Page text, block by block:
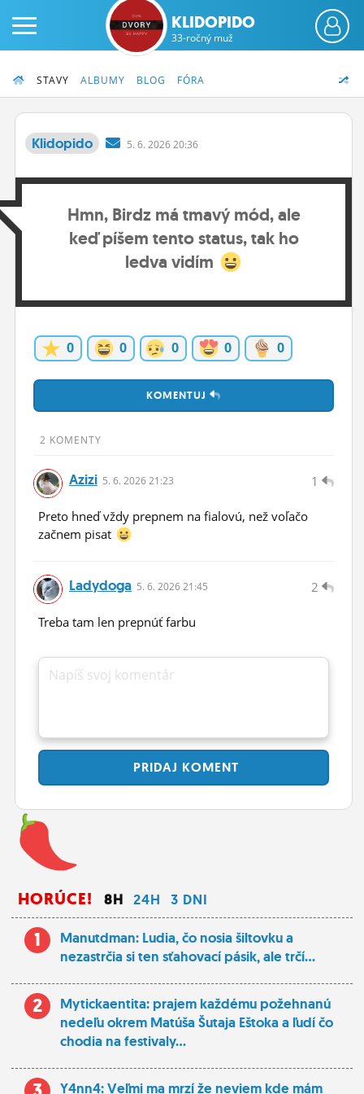
ČINŽIAK
FÓRUM
OBRÁZKY
ĽUDIA
MÔJ PROFIL
NASTAVENIA
ROLETA
KLIDOPIDO
33-ročný muž
STAVY ALBUMY BLOG FÓRA
Klidopido 5. 6. 2026 20:36
Hmn, Birdz má tmavý mód, ale
keď píšem tento status, tak ho
ledva vidím
0 0 0 0 0
KOMENTUJ
2 KOMENTY
1
Azizi 5. 6. 2026 21:23
Preto hneď vždy prepnem na fialovú, než voľačo
začnem pisat
2
Ladydoga 5. 6. 2026 21:45
Treba tam len prepnúť farbu
Napíš svoj komentár
PRIDAJ KOMENT
HORÚCE! 8H 24H 3 DNI
1
Manutdman: Ludia, čo nosia šiltovku a
nezastrčia si ten sťahovací pásik, ale trčí...
2
Mytickaentita: prajem každému požehnanú
nedeľu okrem Matúša Šutaja Eštoka a ľudí čo
chodia na festivaly...
Y4nn4: Veľmi ma mrzí že neviem kde mám